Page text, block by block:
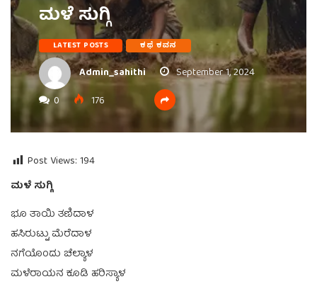
ಮಳೆ ಸುಗ್ಗಿ
LATEST POSTS ಕಥೆ ಕವನ
Admin_sahithi
September 1, 2024
0
176
Post Views: 194
ಮಳೆ ಸುಗ್ಗಿ
ಭೂ ತಾಯಿ ತಣಿದಾಳ
ಹಸಿರುಟ್ಟು ಮೆರೆದಾಳ
ನಗೆಯೊಂದು ಚೆಲ್ಯಾಳ
ಮಳೆರಾಯನ ಕೂಡಿ ಹರಿಸ್ಯಾಳ